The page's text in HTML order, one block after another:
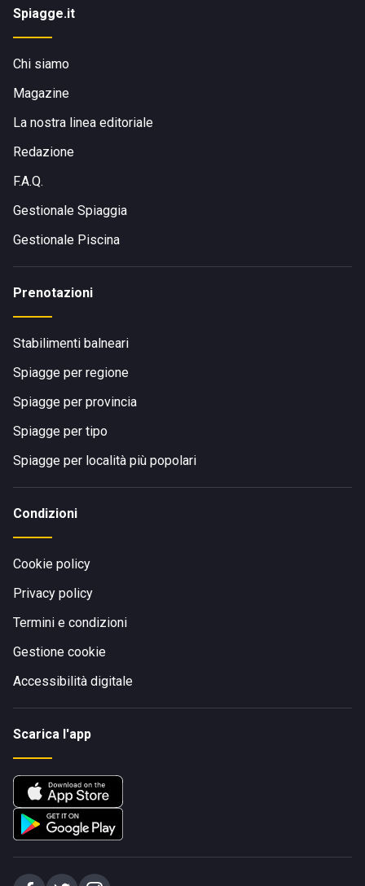
Spiagge.it
Chi siamo
Magazine
La nostra linea editoriale
Redazione
F.A.Q.
Gestionale Spiaggia
Gestionale Piscina
Prenotazioni
Stabilimenti balneari
Spiagge per regione
Spiagge per provincia
Spiagge per tipo
Spiagge per località più popolari
Condizioni
Cookie policy
Privacy policy
Termini e condizioni
Gestione cookie
Accessibilità digitale
Scarica l'app